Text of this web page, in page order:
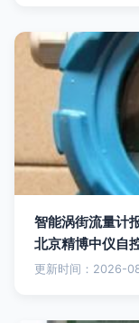
智能涡街流量计
北京精博中仪自
更新时间：2026-